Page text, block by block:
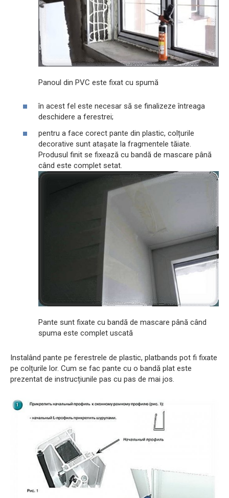
Panoul din PVC este fixat cu spumă
în acest fel este necesar să se finalizeze întreaga
deschidere a ferestrei;
pentru a face corect pante din plastic, colțurile
decorative sunt atașate la fragmentele tăiate.
Produsul finit se fixează cu bandă de mascare până
când este complet setat.
Pante sunt fixate cu bandă de mascare până când
spuma este complet uscată
Instalând pante pe ferestrele de plastic, platbands pot fi fixate
pe colțurile lor. Cum se fac pante cu o bandă plat este
prezentat de instrucțiunile pas cu pas de mai jos.